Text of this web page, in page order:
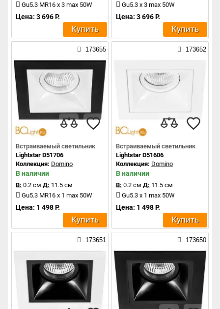
Gu5.3 MR16 x 3 max 50W
Цена: 3 696 Р.
Купить
Gu5.3 x 3 max 50W
Цена: 3 696 Р.
Купить
173655
Встраиваемый светильник
Lightstar D51706
Коллекция: Domino
В наличии
В: 0.2 см Д: 11.5 см
Gu5.3 MR16 x 1 max 50W
Цена: 1 498 Р.
Купить
173652
Встраиваемый светильник
Lightstar D51606
Коллекция: Domino
В наличии
В: 0.2 см Д: 11.5 см
Gu5.3 x 1 max 50W
Цена: 1 498 Р.
Купить
173651 173650